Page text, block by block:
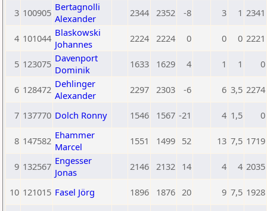
3 100905 Bertagnolli
Alexander
2344 2352 -8 3 1 2341
4 101044 Blaskowski
Johannes
2224 2224 0 0 0 2221
5 123075 Davenport
Dominik
1633 1629 4 1 1 0
6 128472 Dehlinger
Alexander
2297 2303 -6 6 3,5 2274
7 137770 Dolch Ronny 1546 1567 -21 4 1,5 0
8 147582 Ehammer
Marcel
1551 1499 52 13 7,5 1719
9 132567 Engesser
Jonas
2146 2132 14 4 4 2035
10 121015 Fasel Jörg 1896 1876 20 9 7,5 1928